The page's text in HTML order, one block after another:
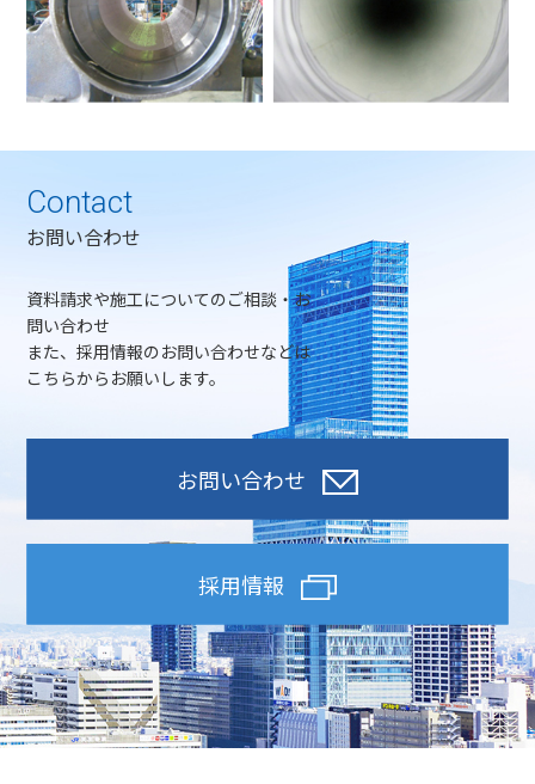
Contact
お問い合わせ
資料請求や施工についてのご相談・お
問い合わせ
また、採用情報のお問い合わせなどは
こちらからお願いします。
お問い合わせ
採用情報